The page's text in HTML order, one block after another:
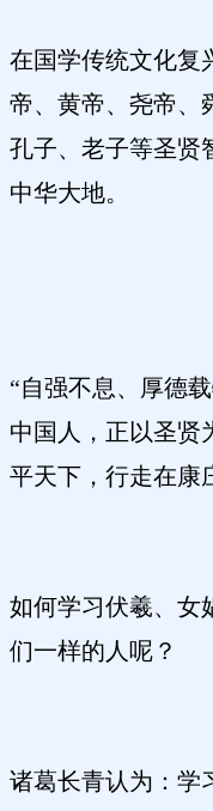
在国学传统文化复
帝、黄帝、尧帝、
孔子、老子等圣贤
中华大地。
“自强不息、厚德
中国人，正以圣贤
平天下，行走在康
如何学习伏羲、女
们一样的人呢？
诸葛长青认为：学